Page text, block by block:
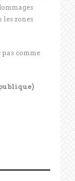
zones
pas comme